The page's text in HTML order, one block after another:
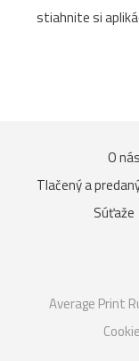
stiahnite si
O nás
Tlačený a
Súťaže
Average Print